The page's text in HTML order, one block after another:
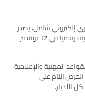
إلكتروني شامل، يصدر
عن حزب “حقوق الإنسان والمواطنة”، وتم تدشينه رسميا في 12 نوفمبر
المهنية والإعلامية
التام على
الأخبار.